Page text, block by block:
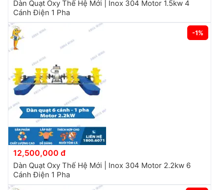
Dàn Quạt Oxy Thế Hệ Mới | Inox 304 Motor 1.5kw 4
Cánh Điện 1 Pha
-1%
12,500,000 đ
Dàn Quạt Oxy Thế Hệ Mới | Inox 304 Motor 2.2kw 6
Cánh Điện 1 Pha